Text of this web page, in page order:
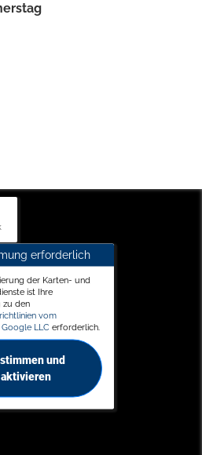
erforderlich
der Karten- und
ist Ihre
zu den
vom
LLC erforderlich.
und
aktivieren